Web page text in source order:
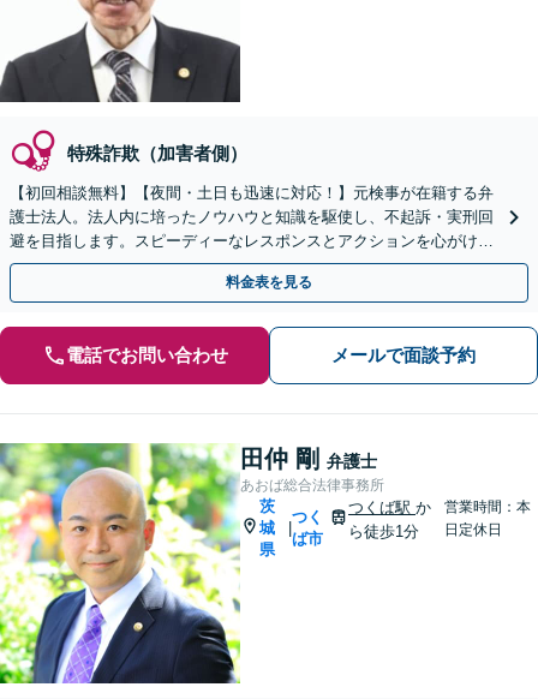
特殊詐欺（加害者側）
【初回相談無料】【夜間・土日も迅速に対応！】元検事が在籍する弁
護士法人。法人内に培ったノウハウと知識を駆使し、不起訴・実刑回
避を目指します。スピーディーなレスポンスとアクションを心がけ、
最善の解決を目指します【電話相談可】
料金表を見る
電話でお問い合わせ メールで面談予約
田仲 剛 弁護士
あおば総合法律事務所
茨
城
県
つく
ば市
つくば駅か
ら徒歩1分
営業時間：本
日定休日